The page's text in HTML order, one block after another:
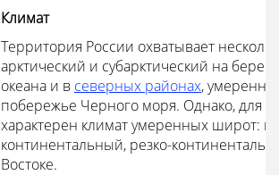
Климат
Территория России охватывает
арктический и субарктический на
океана и в северных районах,
побережье Черного моря. Однако, для
характерен климат умеренных широт:
континентальный, резко-
Востоке.